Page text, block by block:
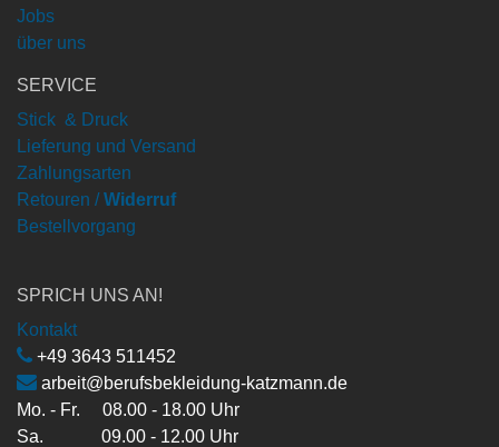
Jobs
über uns
SERVICE
Stick & Druck
Lieferung und Versand
Zahlungsarten
Retouren / Widerruf
Bestellvorgang
SPRICH UNS AN!
Kontakt
+49 3643 511452
arbeit@berufsbekleidung-katzmann.de
Mo. - Fr. 08.00 - 18.00 Uhr
Sa. 09.00 - 12.00 Uhr